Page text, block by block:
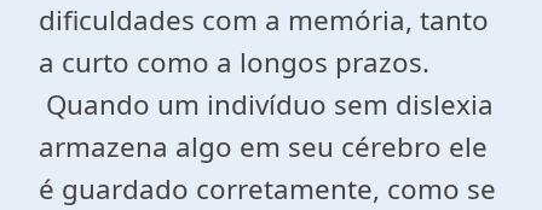
dificuldades com a memória, tanto
a curto como a longos prazos.
Quando um indivíduo sem dislexia
armazena algo em seu cérebro ele
é guardado corretamente, como se